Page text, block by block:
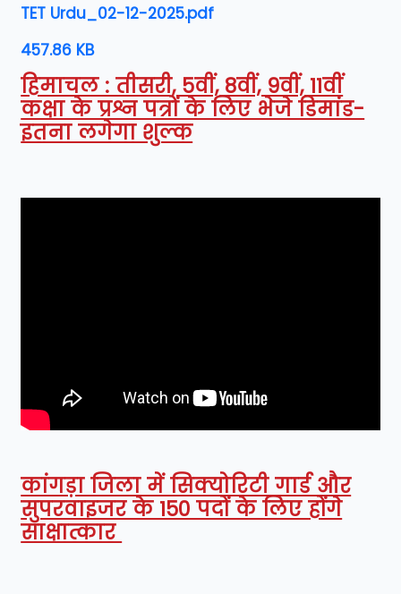
TET Urdu_02-12-2025.pdf
457.86 KB
हिमाचल : तीसरी, 5वीं, 8वीं, 9वीं, 11वीं
कक्षा के प्रश्न पत्रों के लिए भेजे डिमांड-
इतना लगेगा शुल्क
कांगड़ा जिला में सिक्योरिटी गार्ड और
सुपरवाइजर के 150 पदों के लिए होंगे
साक्षात्कार